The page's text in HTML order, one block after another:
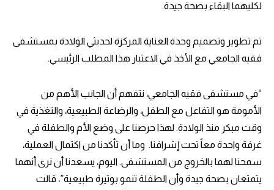
لكليهما البقاء بصحة جيدة.
تم تطوير وتصميم وحدة العناية المركزة لحديثي الولادة بمستشفى
فقيه الجامعي مع الأخذ في الاعتبار هذا المطلب الرئيسي.
“في مستشفى فقيه الجامعي، نتفهم أن الجانب الأهم من
الأمومة هو التفاعل مع الطفل، والرضاعة الطبيعية، والتغذية في
وقت مبكر منذ الولادة. لهذا حرصنا على وضع الأم والطفلة في
غرفة واحدة معاً تحت إشرافنا. وما أن تأكدنا من اكتمال العملية،
سمحنا لهما بالخروج من المستشفى. اليوم، يسعدنا أن نرى أنهما
يتمتعان بصحة جيدة وأن الطفلة تنمو بوتيرة طبيعية”، قالت